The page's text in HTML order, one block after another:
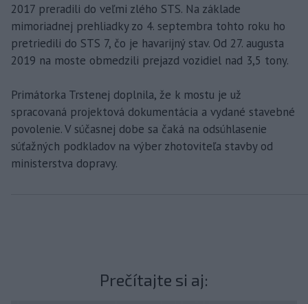
2017 preradili do veľmi zlého STS. Na základe
mimoriadnej prehliadky zo 4. septembra tohto roku ho
pretriedili do STS 7, čo je havarijný stav. Od 27. augusta
2019 na moste obmedzili prejazd vozidiel nad 3,5 tony.
Primátorka Trstenej doplnila, že k mostu je už
spracovaná projektová dokumentácia a vydané stavebné
povolenie. V súčasnej dobe sa čaká na odsúhlasenie
súťažných podkladov na výber zhotoviteľa stavby od
ministerstva dopravy.
Prečítajte si aj: